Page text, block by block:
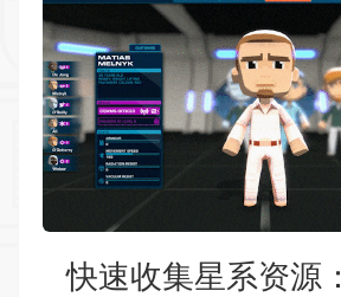
快速收集星系资源：